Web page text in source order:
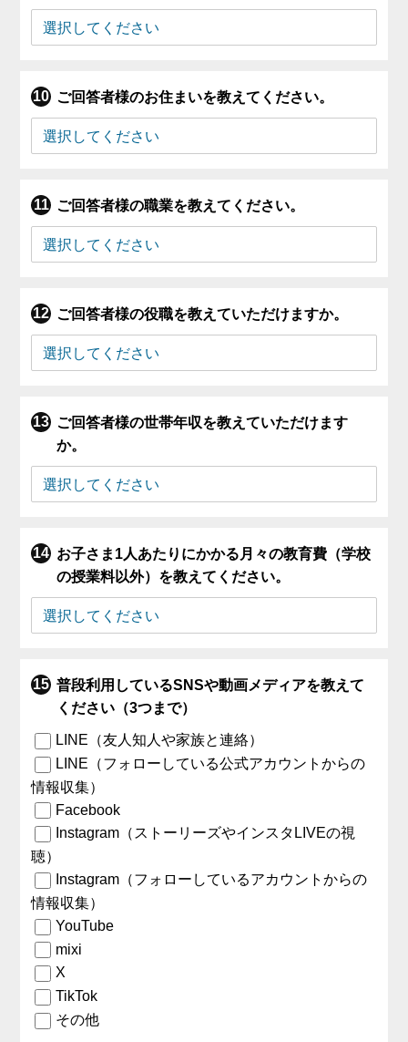
ご回答者様のお住まいを教えてください。
ご回答者様の職業を教えてください。
ご回答者様の役職を教えていただけますか。
ご回答者様の世帯年収を教えていただけます
か。
お子さま1人あたりにかかる月々の教育費（学校
の授業料以外）を教えてください。
普段利用しているSNSや動画メディアを教えて
ください（3つまで）
LINE（友人知人や家族と連絡）
LINE（フォローしている公式アカウントからの
情報収集）
Facebook
Instagram（ストーリーズやインスタLIVEの視
聴）
Instagram（フォローしているアカウントからの
情報収集）
YouTube
mixi
X
TikTok
その他